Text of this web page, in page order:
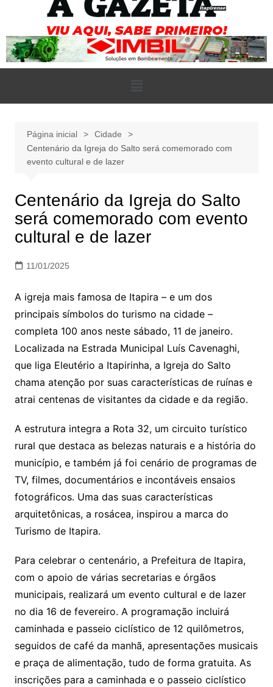
Página inicial
Cidade
Centenário da Igreja do Salto será comemorado com
evento cultural e de lazer
Centenário da Igreja do Salto
será comemorado com evento
cultural e de lazer
11/01/2025
A igreja mais famosa de Itapira – e um dos
principais símbolos do turismo na cidade –
completa 100 anos neste sábado, 11 de janeiro.
Localizada na Estrada Municipal Luís Cavenaghi,
que liga Eleutério a Itapirinha, a Igreja do Salto
chama atenção por suas características de ruínas e
atrai centenas de visitantes da cidade e da região.
A estrutura integra a Rota 32, um circuito turístico
rural que destaca as belezas naturais e a história do
município, e também já foi cenário de programas de
TV, filmes, documentários e incontáveis ensaios
fotográficos. Uma das suas características
arquitetônicas, a rosácea, inspirou a marca do
Turismo de Itapira.
Para celebrar o centenário, a Prefeitura de Itapira,
com o apoio de várias secretarias e órgãos
municipais, realizará um evento cultural e de lazer
no dia 16 de fevereiro. A programação incluirá
caminhada e passeio ciclístico de 12 quilômetros,
seguidos de café da manhã, apresentações musicais
e praça de alimentação, tudo de forma gratuita. As
inscrições para a caminhada e o passeio ciclístico